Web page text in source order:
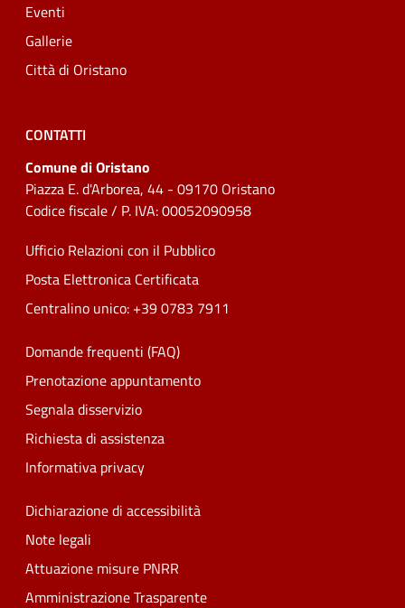
Eventi
Gallerie
Città di Oristano
CONTATTI
Comune di Oristano
Piazza E. d'Arborea, 44 - 09170 Oristano
Codice fiscale / P. IVA: 00052090958
Ufficio Relazioni con il Pubblico
Posta Elettronica Certificata
Centralino unico: +39 0783 7911
Domande frequenti (FAQ)
Prenotazione appuntamento
Segnala disservizio
Richiesta di assistenza
Informativa privacy
Dichiarazione di accessibilità
Note legali
Attuazione misure PNRR
Amministrazione Trasparente